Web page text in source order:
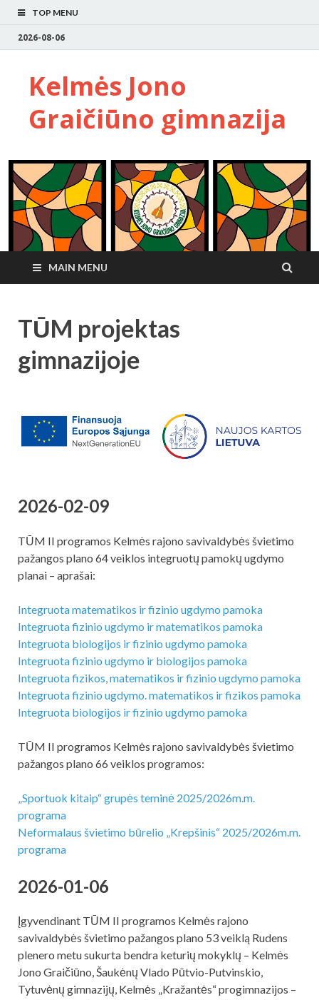
TOP MENU
2026-08-06
Kelmės Jono
Graičiūno gimnazija
MAIN MENU
TŪM projektas
gimnazijoje
2026-02-09
TŪM II programos Kelmės rajono savivaldybės švietimo
pažangos plano 64 veiklos integruotų pamokų ugdymo
planai – aprašai:
Integruota matematikos ir fizinio ugdymo pamoka
Integruota fizinio ugdymo ir matematikos pamoka
Integruota biologijos ir fizinio ugdymo pamoka
Integruota fizinio ugdymo ir biologijos pamoka
Integruota fizikos, matematikos ir fizinio ugdymo pamoka
Integruota fizinio ugdymo. matematikos ir fizikos pamoka
Integruota biologijos ir fizinio ugdymo pamoka
TŪM II programos Kelmės rajono savivaldybės švietimo
pažangos plano 66 veiklos programos:
„Sportuok kitaip“ grupės teminė 2025/2026m.m.
programa
Neformalaus švietimo būrelio „Krepšinis“ 2025/2026m.m.
programa
2026-01-06
Įgyvendinant TŪM II programos Kelmės rajono
savivaldybės švietimo pažangos plano 53 veiklą Rudens
plenero metu sukurta bendra keturių mokyklų – Kelmės
Jono Graičiūno, Šaukėnų Vlado Pūtvio-Putvinskio,
Tytuvėnų gimnazijų, Kelmės „Kražantės“ progimnazijos –